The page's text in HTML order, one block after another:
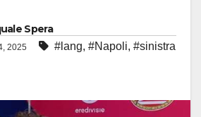
Spera
2025 #lang, #Napoli, #sinistra